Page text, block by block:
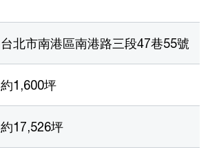
台北市南港區南港路三段47巷55號
約1,600坪
約17,526坪